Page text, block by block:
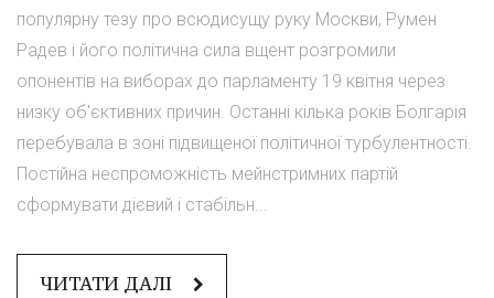
популярну тезу про всюдисущу руку Москви, Румен
Радев і його політична сила вщент розгромили
опонентів на виборах до парламенту 19 квітня через
низку об'єктивних причин. Останні кілька років Болгарія
перебувала в зоні підвищеної політичної турбулентності.
Постійна неспроможність мейнстримних партій
сформувати дієвий і стабільн...
ЧИТАТИ ДАЛІ